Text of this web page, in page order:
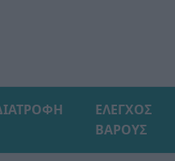
ΕΛΕΓΧΟΣ
ΒΑΡΟΥΣ